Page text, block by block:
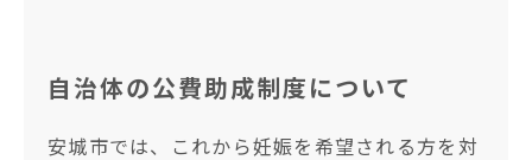
自治体の公費助成制度について
安城市では、これから妊娠を希望される方を対